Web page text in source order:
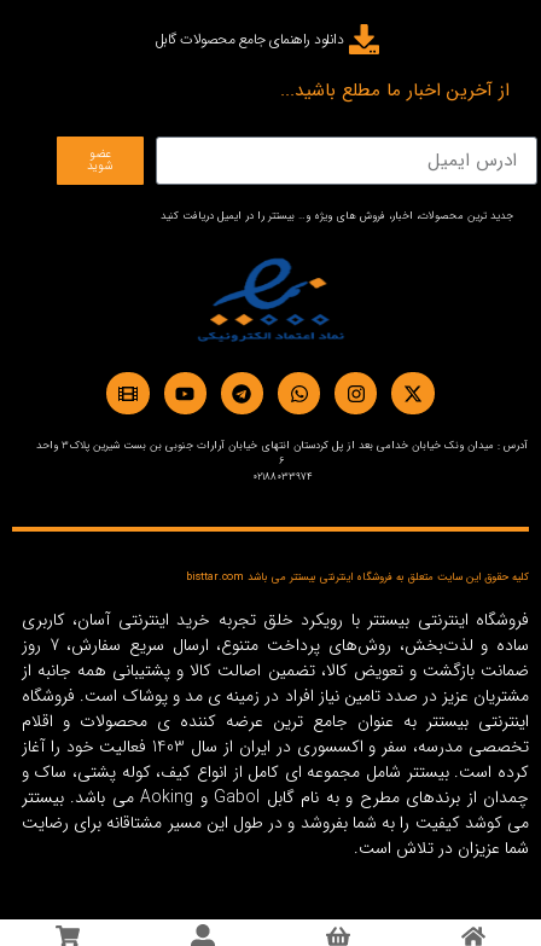
دانلود راهنمای جامع محصولات گابل
از آخرین اخبار ما مطلع باشید...
عضو
شوید
جدید ترین محصولات، اخبار، فروش های ویژه و… بیستتر را در ایمیل دریافت کنید
آدرس : میدان ونک خیابان خدامی بعد از پل کردستان انتهای خیابان آرارات جنوبی بن بست شیرین پلاک3 واحد
6
02188033974
کلیه حقوق این سایت متعلق به فروشگاه اینترنتی بیستتر می باشد bisttar.com
فروشگاه اینترنتی بیستتر با رویکرد خلق تجربه خرید اینترنتی آسان، کاربری
ساده و لذت‌بخش، روش‌های پرداخت متنوع، ارسال سریع سفارش، 7 روز
ضمانت بازگشت و تعویض کالا، تضمین اصالت کالا و پشتیبانی همه جانبه از
مشتریان عزیز در صدد تامین نیاز افراد در زمینه‌ ی مد و پوشاک است. فروشگاه
اینترنتی بیستتر به عنوان جامع ترین عرضه کننده ی محصولات و اقلام
تخصصی مدرسه، سفر و اکسسوری در ایران از سال 1403 فعالیت خود را آغاز
کرده است. بیستتر شامل مجموعه ای کامل از انواع کیف، کوله پشتی، ساک و
چمدان از برندهای مطرح و به نام گابل Gabol و Aoking می باشد. بیستتر
می کوشد کیفیت را به شما بفروشد و در طول این مسیر مشتاقانه برای رضایت
شما عزیزان در تلاش است.